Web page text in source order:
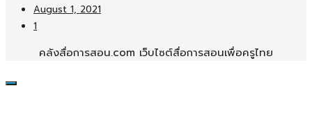
August 1, 2021
1
คลังสื่อการสอน.com เว็บไซต์สื่อการสอนเพื่อครูไทย